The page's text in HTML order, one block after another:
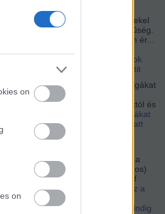
on
on
kisemma:
Sziasztok! Nagyon érdekel
engem is az építészet és korszerűség.
Éppen valamelyik nap egy nagyon ér...
szentpétervári Müpáról. Ugyanazok
tervezik és építik, mint a budapestit
király vagyok:
A négerek rabszolgákat
nem befogták Afrikában, hanem
pénzért vették az ottani uralkodóktól és
Rabszolgákat
szöktettek, majd a szesztilalom alatt
italt mértek egy most feltárt, tiktos
Zoltán Hoffer:
Keresek egy fotót a
VIII. Ker.Gólya utca 38(Bókay János)
alatti kocsmáról, Scheuring József
Ilyen lesz a
zöld Nyugati. Különös párhuzam:
amerre a WestBalkan járt, arra mindig